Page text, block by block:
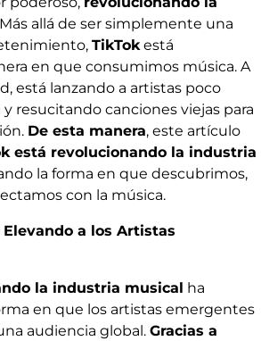
allá de ser simplemente una
TikTokestá
en que consumimos música. A
está lanzando a artistas poco
resucitando canciones viejas para
De esta manera, este artículo
está revolucionando la industria
la forma en que descubrimos,
con la música.
a los Artistas
la industria musical ha
en que los artistas emergentes
audiencia global. Gracias a